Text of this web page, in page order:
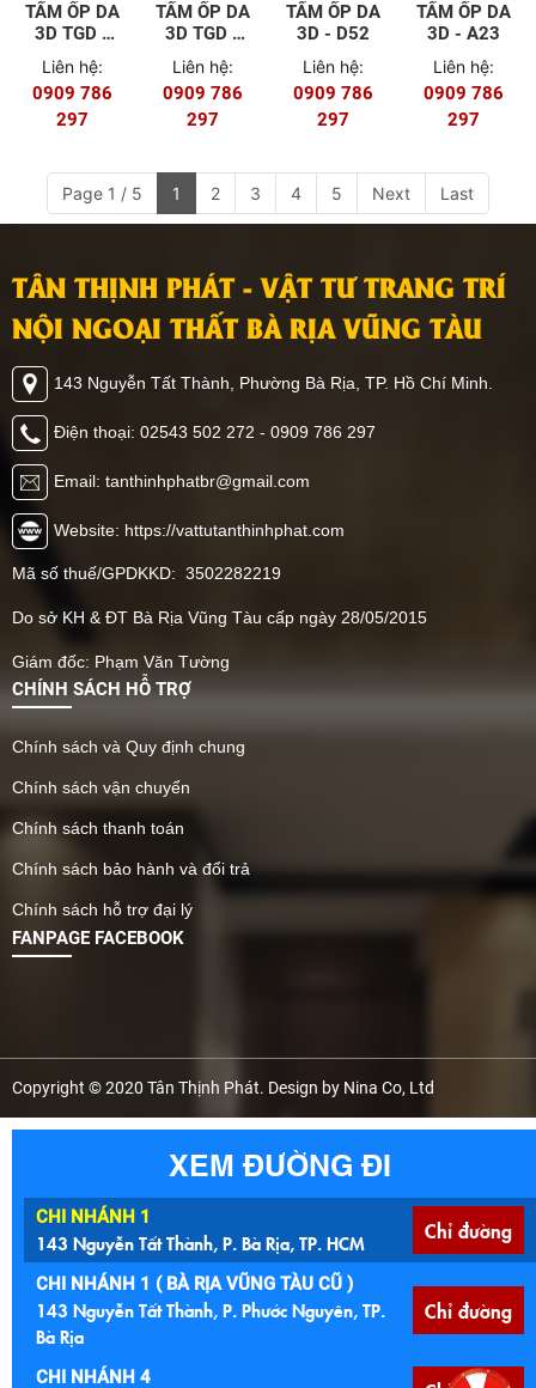
TẤM ỐP DA
3D TGD -
A22
Liên hệ:
0909 786
297
TẤM ỐP DA
3D TGD -
C43
Liên hệ:
0909 786
297
TẤM ỐP DA
3D - D52
Liên hệ:
0909 786
297
TẤM ỐP DA
3D - A23
Liên hệ:
0909 786
297
Page 1 / 5 1 2 3 4 5 Next Last
TÂN THỊNH PHÁT - VẬT TƯ TRANG TRÍ
NỘI NGOẠI THẤT BÀ RỊA VŨNG TÀU
143 Nguyễn Tất Thành, Phường Bà Rịa, TP. Hồ Chí Minh.
Điện thoại: 02543 502 272 - 0909 786 297
Email: tanthinhphatbr@gmail.com
Website: https://vattutanthinhphat.com
Mã số thuế/GPDKKD: 3502282219
Do sở KH & ĐT Bà Rịa Vũng Tàu cấp ngày 28/05/2015
Giám đốc: Phạm Văn Tường
CHÍNH SÁCH HỖ TRỢ
Chính sách và Quy định chung
Chính sách vận chuyển
Chính sách thanh toán
Chính sách bảo hành và đổi trả
Chính sách hỗ trợ đại lý
FANPAGE FACEBOOK
Copyright © 2020 Tân Thịnh Phát. Design by Nina Co, Ltd
XEM ĐƯỜNG ĐI
CHI NHÁNH 1
143 Nguyễn Tất Thành, P. Bà Rịa, TP. HCM Chỉ đường
CHI NHÁNH 1 ( BÀ RỊA VŨNG TÀU CŨ )
143 Nguyễn Tất Thành, P. Phước Nguyên, TP.
Bà Rịa
Chỉ đường
CHI NHÁNH 4